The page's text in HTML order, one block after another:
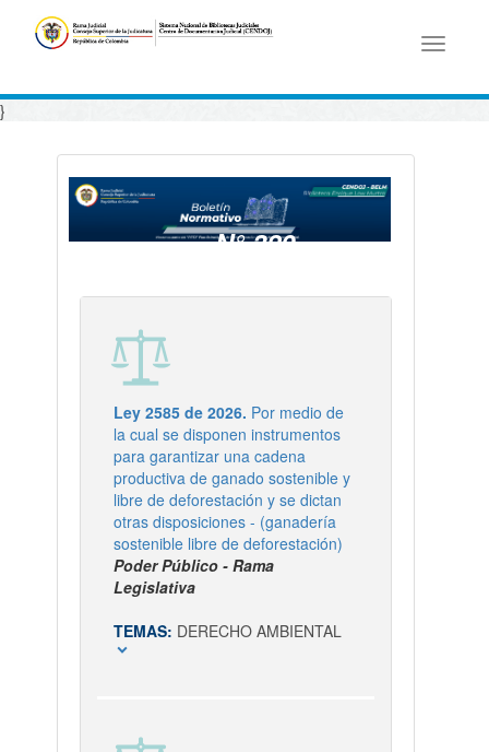
Toggle
}
N° 320- 12/06/2026
Ley 2585 de 2026. Por medio de
la cual se disponen instrumentos
para garantizar una cadena
productiva de ganado sostenible y
libre de deforestación y se dictan
otras disposiciones - (ganadería
sostenible libre de deforestación)
Poder Público - Rama
Legislativa
TEMAS: DERECHO AMBIENTAL
expand_more